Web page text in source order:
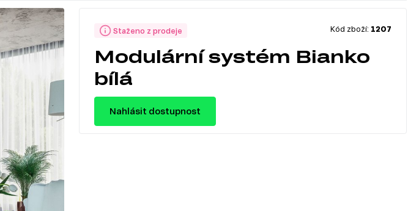
Staženo z prodeje Kód zboží: 1207
Modulární systém Bianko
bílá
Nahlásit dostupnost